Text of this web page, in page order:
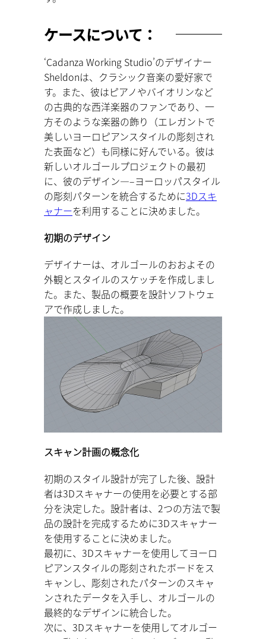
ケースについて：
‘Cadanza Working Studio’のデザイナー
Sheldonは、クラシック音楽の愛好家で
す。また、彼はピアノやバイオリンなど
の古典的な西洋楽器のファンであり、一
方そのような楽器の飾り（エレガントで
美しいヨーロピアンスタイルの彫刻され
た表面など）も同様に好んでいる。彼は
新しいオルゴールプロジェクトの最初
に、彼のデザイン—–ヨーロッパスタイル
の彫刻パターンを統合するために3Dスキ
ャナーを利用することに決めました。
初期のデザイン
デザイナーは、オルゴールのおおよその
外観とスタイルのスケッチを作成しまし
た。また、製品の概要を設計ソフトウェ
アで作成しました。
スキャン計画の概念化
初期のスタイル設計が完了した後、設計
者は3Dスキャナーの使用を必要とする部
分を決定した。設計者は、2つの方法で製
品の設計を完成するために3Dスキャナー
を使用することに決めました。
最初に、3Dスキャナーを使用してヨーロ
ピアンスタイルの彫刻されたボードをス
キャンし、彫刻されたパターンのスキャ
ンされたデータを入手し、オルゴールの
最終的なデザインに統合した。
次に、3Dスキャナーを使用してオルゴー